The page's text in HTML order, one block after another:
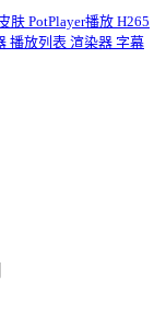
肤PotPlayer播放 H265
播放列表 渲染器 字幕